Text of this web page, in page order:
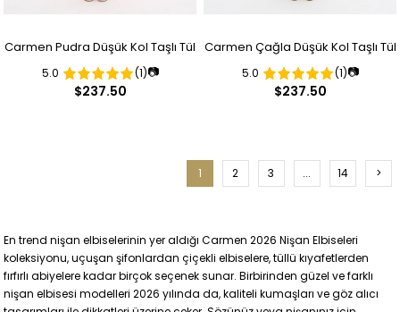
Carmen Pudra Düşük Kol Taşlı Tül
Nişanlık
5.0 (1)📷
$237.50
Carmen Çağla Düşük Kol Taşlı Tül
Nişanlık
5.0 (1)📷
$237.50
1 2 3 ... 14 >
En trend nişan elbiselerinin yer aldığı Carmen 2026 Nişan Elbiseleri
koleksiyonu, uçuşan şifonlardan çiçekli elbiselere, tüllü kıyafetlerden
fırfırlı abiyelere kadar birçok seçenek sunar. Birbirinden güzel ve farklı
nişan elbisesi modelleri 2026 yılında da, kaliteli kumaşları ve göz alıcı